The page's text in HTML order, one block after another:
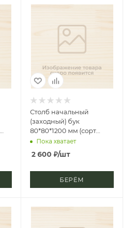
Столб начальный
(заходный) бук
80*80*1200 мм (сорт
Экстра) точёная
Пока хватает
2 600 ₽/шт
БЕРЁМ